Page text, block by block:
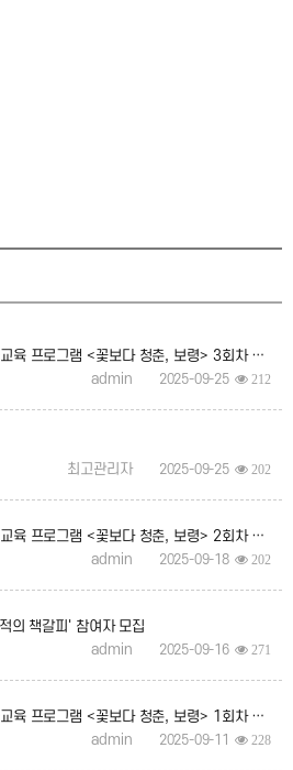
2025 시니어를 위한 문화예술교육 프로그램 <꽃보다 청춘, 보령> 3회차 후기
admin
2025-09-25 212
최고관리자
2025-09-25 202
2025 시니어를 위한 문화예술교육 프로그램 <꽃보다 청춘, 보령> 2회차 후기
admin
2025-09-18 202
의 책갈피' 참여자 모집
admin
2025-09-16 271
2025 시니어를 위한 문화예술교육 프로그램 <꽃보다 청춘, 보령> 1회차 후기
admin
2025-09-11 228